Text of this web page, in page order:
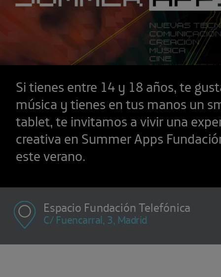
Si tienes entre 14 y 18 años, te
música y tienes en tus manos un
tablet, te invitamos a vivir una
creativa en Summer Apps
este verano.
Espacio Fundación Telefónica
C/ Fuencarral, 3, Madrid